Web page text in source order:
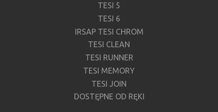
TESI 5
TESI 6
IRSAP TESI CHROM
TESI CLEAN
TESI RUNNER
TESI MEMORY
TESI JOIN
DOSTĘPNE OD RĘKI